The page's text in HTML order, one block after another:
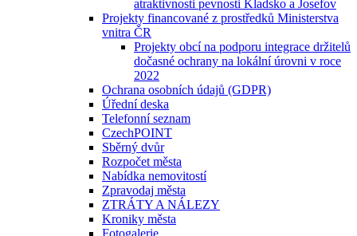
atraktivnosti pevnosti Kladsko a Josefov
Projekty financované z prostředků Ministerstva
vnitra ČR
Projekty obcí na podporu integrace držitelů
dočasné ochrany na lokální úrovni v roce
2022
Ochrana osobních údajů (GDPR)
Úřední deska
Telefonní seznam
CzechPOINT
Sběrný dvůr
Rozpočet města
Nabídka nemovitostí
Zpravodaj města
ZTRÁTY A NÁLEZY
Kroniky města
Fotogalerie